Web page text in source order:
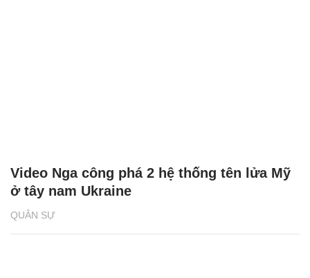
QUÂN SỰ
Video Nga công phá 2 hệ thống tên lửa Mỹ
ở tây nam Ukraine